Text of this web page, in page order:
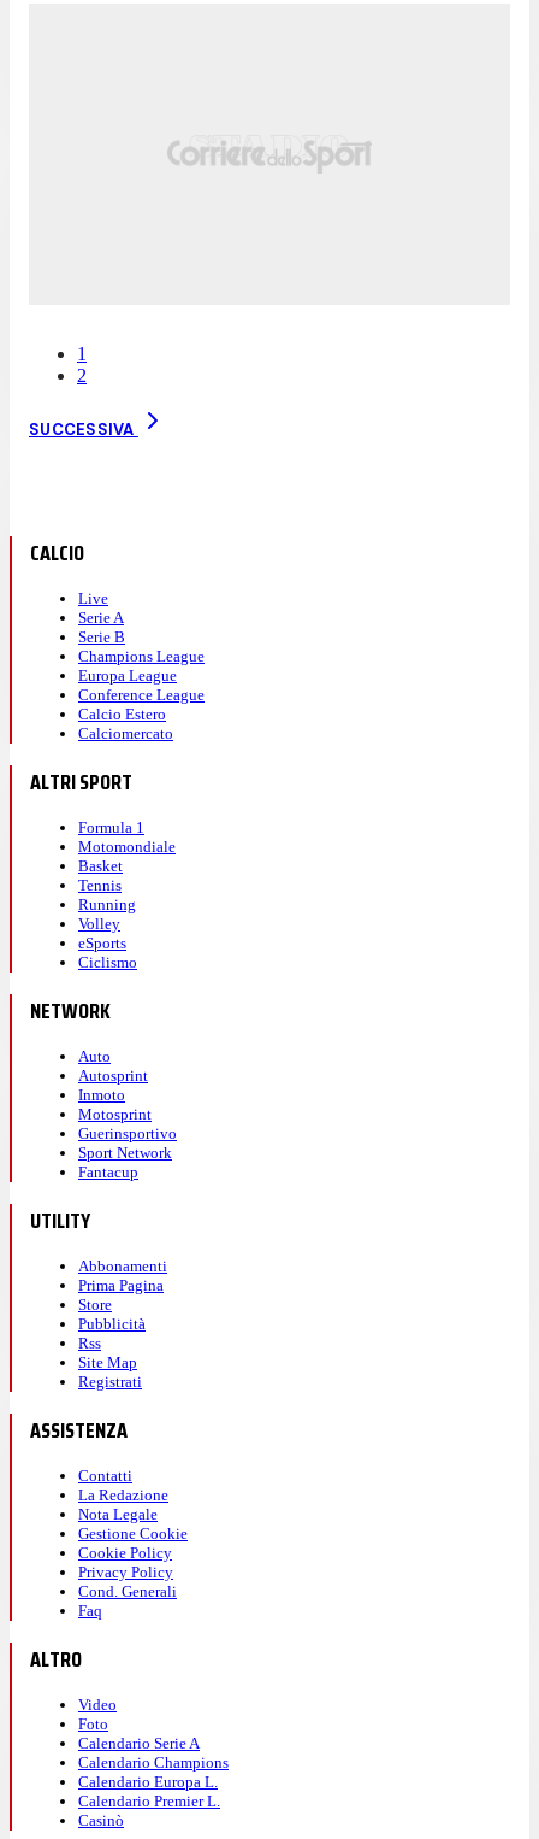
1
2
SUCCESSIVA
CALCIO
Live
Serie A
Serie B
Champions League
Europa League
Conference League
Calcio Estero
Calciomercato
ALTRI SPORT
Formula 1
Motomondiale
Basket
Tennis
Running
Volley
eSports
Ciclismo
NETWORK
Auto
Autosprint
Inmoto
Motosprint
Guerinsportivo
Sport Network
Fantacup
UTILITY
Abbonamenti
Prima Pagina
Store
Pubblicità
Rss
Site Map
Registrati
ASSISTENZA
Contatti
La Redazione
Nota Legale
Gestione Cookie
Cookie Policy
Privacy Policy
Cond. Generali
Faq
ALTRO
Video
Foto
Calendario Serie A
Calendario Champions
Calendario Europa L.
Calendario Premier L.
Casinò